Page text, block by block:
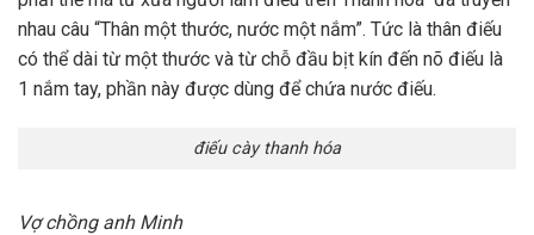
nhau câu “Thân một thước, nước một nắm”. Tức là thân điếu
có thể dài từ một thước và từ chỗ đầu bịt kín đến nõ điếu là
1 nắm tay, phần này được dùng để chứa nước điếu.
điếu cày thanh hóa
Vợ chồng anh Minh